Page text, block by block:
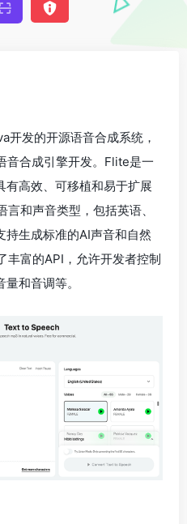
开发的开源语音合成系统，
音合成引擎开发。Flite是一
有高效、可移植和易于扩展
和声音类型，包括英语、
持生成标准的AI声音和自然
丰富的API，允许开发者控制
和音调等。